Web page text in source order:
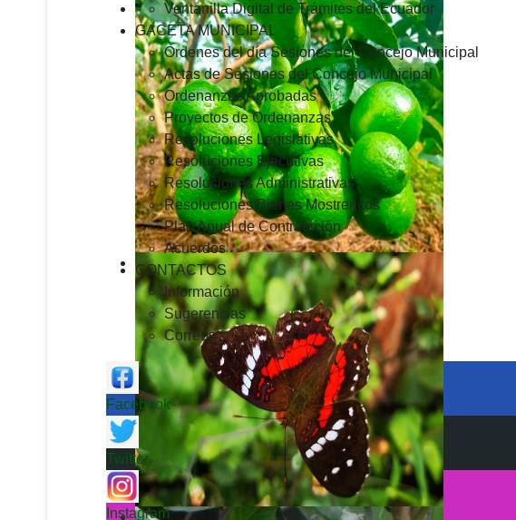
Ventanilla Digital de Trámites del Ecuador
GACETA MUNICIPAL
Ordenes del día Sesiones del Concejo Municipal
Actas de Sesiones del Concejo Municipal
Ordenanzas Aprobadas
Proyectos de Ordenanzas
Resoluciones Legislativas
Resoluciones Ejecutivas
Resoluciones Administrativas
Resoluciones Bienes Mostrencos
Plan Anual de Contratación
Acuerdos
CONTACTOS
Información
Sugerencias
Correos
Facebook
Twitter
Instagram